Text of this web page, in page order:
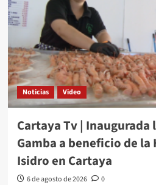
Noticias Video
Cartaya Tv | Inaugurada
Gamba a beneficio de la
Isidro en Cartaya
6 de agosto de 2026 0